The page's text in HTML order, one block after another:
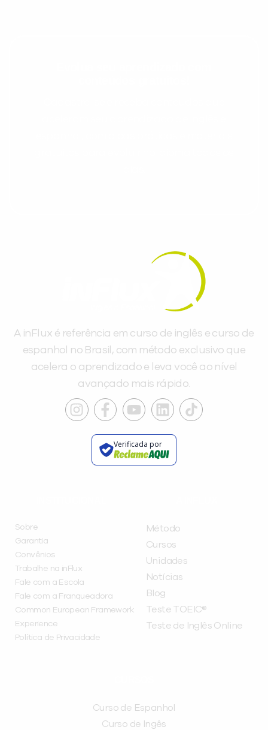
A inFlux é referência em curso de inglês e curso de
espanhol no Brasil, com método exclusivo que
acelera o aprendizado e leva você ao nível
avançado mais rápido.
Verificada por
Sobre
Garantia
Convênios
Trabalhe na inFlux
Fale com a Escola
Fale com a Franqueadora
Common European Framework
Experience
Política de Privacidade
Método
Cursos
Unidades
Notícias
Blog
Teste TOEIC®
Teste de Inglês Online
Curso de Espanhol
Curso de Ingês